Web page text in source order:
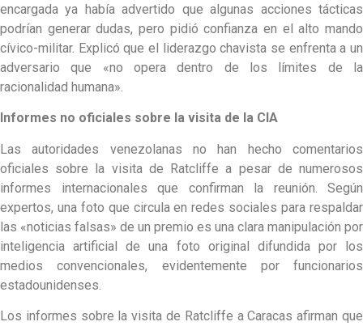
encargada ya había advertido que algunas acciones tácticas
podrían generar dudas, pero pidió confianza en el alto mando
cívico-militar. Explicó que el liderazgo chavista se enfrenta a un
adversario que «no opera dentro de los límites de la
racionalidad humana».
Informes no oficiales sobre la visita de la CIA
Las autoridades venezolanas no han hecho comentarios
oficiales sobre la visita de Ratcliffe a pesar de numerosos
informes internacionales que confirman la reunión. Según
expertos, una foto que circula en redes sociales para respaldar
las «noticias falsas» de un premio es una clara manipulación por
inteligencia artificial de una foto original difundida por los
medios convencionales, evidentemente por funcionarios
estadounidenses.
Los informes sobre la visita de Ratcliffe a Caracas afirman que